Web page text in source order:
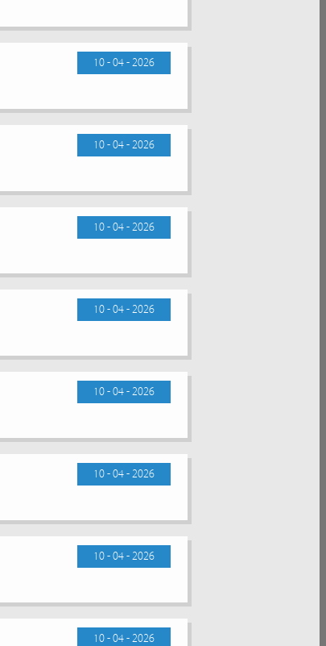
10 - 04 - 2026
10 - 04 - 2026
10 - 04 - 2026
10 - 04 - 2026
10 - 04 - 2026
10 - 04 - 2026
10 - 04 - 2026
10 - 04 - 2026